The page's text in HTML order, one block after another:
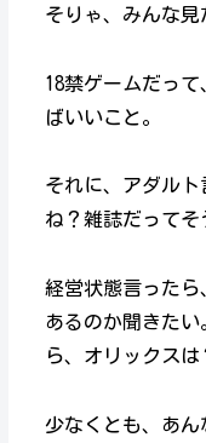
そりゃ、みんな
18禁ゲームだっ
ばいいこと。
それに、アダル
ね？雑誌だってそ
経営状態言った
あるのか聞きた
ら、オリックス
少なくとも、あん